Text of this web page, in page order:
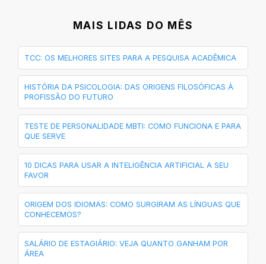
MAIS LIDAS DO MÊS
TCC: OS MELHORES SITES PARA A PESQUISA ACADÊMICA
HISTÓRIA DA PSICOLOGIA: DAS ORIGENS FILOSÓFICAS À
PROFISSÃO DO FUTURO
TESTE DE PERSONALIDADE MBTI: COMO FUNCIONA E PARA
QUE SERVE
10 DICAS PARA USAR A INTELIGÊNCIA ARTIFICIAL A SEU
FAVOR
ORIGEM DOS IDIOMAS: COMO SURGIRAM AS LÍNGUAS QUE
CONHECEMOS?
SALÁRIO DE ESTAGIÁRIO: VEJA QUANTO GANHAM POR
ÁREA